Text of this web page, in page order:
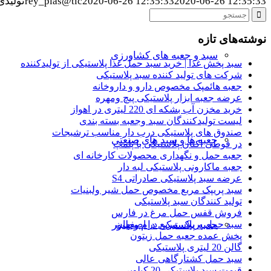
سبد و جعبه های کشاورزی
جعبه ها و سبد های صنعتی
جعبه پلاستیکی دام وطیور
نوشته‌های تازه
سبد پخش غذا | خرید سبد حمل غذا پلاستیکی از تولیدکننده
شرکت های تولید کننده سبد پلاستیکی
جعبه هائمپک مخصوص دارو و داروخانه
عرضه جعبه ابزار پلاستیکی پیچ ومهره
خرید مخزن آب بشکه ای 220 لیتری در اهواز
لیست تولیدکنندگان سبد وجعبه بسته بندی
صندوق های پلاستیکی درب دار مناسب ترشیجات
در قوطی اکتان پلاستیکی با پلمپ
جعبه حمل و نگهداری محصولات کارخانه ای
جعبه ماکارونی پلاستیکی لبه دار
عرضه سبد پلاستیکی صادراتی S4
سبد پریپک مربع مخصوص حمل شیر ولبنیات
تولید کنندگان سبد پلاستیکی
فروش قفس حمل مرغ در فارس
سبد حمل پریپک مربع در اصفهان
پخش عمده جعبه حمل زیتون
گالن 20 لیتری پلاستیکی
سبد حمل کشتارگاهی عالی